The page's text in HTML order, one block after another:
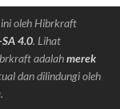
ini oleh Hibrkraft
4.0. Lihat
adalahmerek
dan dilindungi oleh